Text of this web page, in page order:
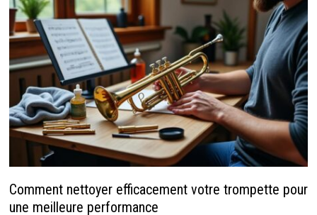
Comment nettoyer efficacement votre trompette pour
une meilleure performance